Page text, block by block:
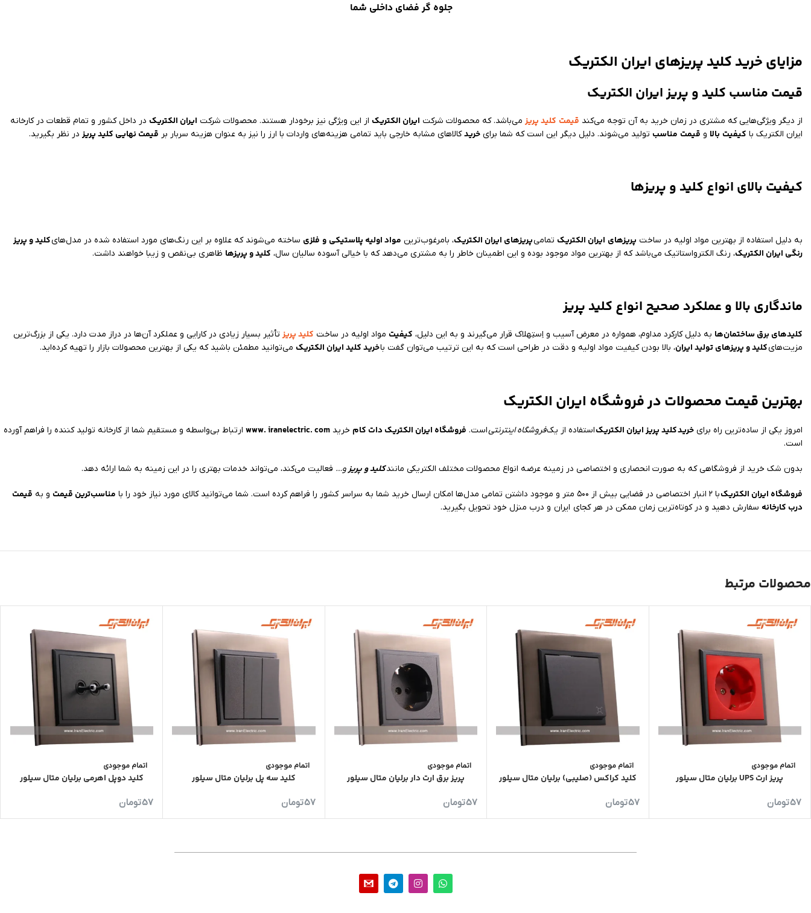
جلوه گر فضای داخلی شما
مزایای خرید کلید پریزهای ایران الکتریک
قیمت مناسب کلید و پریز ایران الکتریک
از دیگر ویژگی‌هایی که مشتری در زمان خرید به آن توجه می‌کند قیمت کلید پریز می‌باشد. که محصولات شرکت ایران الکتریک از این ویژگی نیز برخودار هستند. محصولات شرکت ایران الکتریک در داخل کشور و تمام قطعات در کارخانه
ایران الکتریک با کیفیت بالا و قیمت مناسب تولید می‌شوند. دلیل دیگر این است که شما برای خریدکالاهای مشابه خارجی باید تمامی هزینه‌های واردات با ارز را نیز به عنوان هزینه سربار بر قیمت نهایی کلید پریز در نظر بگیرید.
کیفیت بالای انواع کلید و پریزها
به دلیل استفاده از بهترین مواد اولیه در ساخت پریزهای ایران الکتریک تمامیپریزهای ایران الکتریک، بامرغوب‌ترین مواد اولیه پلاستیکی و فلزی ساخته می‌شوند که علاوه بر این رنگ‌های مورد استفاده شده در مدل‌هایکلید و پریز
رنگی ایران الکتریک، رنگ الکترواستاتیک می‌باشد که از بهترین مواد موجود بوده و این اطمینان خاطر را به مشتری می‌دهد که با خیالی آسوده سالیان سال، کلید و پریزها ظاهری بی‌نقص و زیبا خواهند داشت.
ماندگاری بالا و عملکرد صحیح انواع کلید پریز
کلیدهای برق ساختمان‌ها به دلیل کارکرد مداوم، همواره در معرض آسیب و اِستِهلاک قرار می‌گیرند و به این دلیل، کیفیت مواد اولیه در ساخت کلید پریز تأثیر بسیار زیادی در کارایی و عملکرد آن‌ها در دراز مدت دارد. یکی از بزرگ‌ترین
مزیت‌هایکلید و پریزهای تولید ایران، بالا بودن کیفیت مواد اولیه و دقت در طراحی است که به این ترتیب می‌توان گفت باخرید کلید ایران الکتریک می‌توانید مطمئن باشید که یکی از بهترین محصولات بازار را تهیه کرده‌اید.
بهترین قیمت محصولات در فروشگاه ایران الکتریک
امروز یکی از ساده‌ترین راه برای خریدکلید پریز ایران الکتریکاستفاده از یکفروشگاه اینترنتیاست. فروشگاه ایران الکتریک دات کام خرید www. iranelectric. com ارتباط بی‌واسطه و مستقیم شما از کارخانه تولید کننده را فراهم آورده
است.
بدون شک خرید از فروشگاهی که به صورت انحصاری و اختصاصی در زمینه عرضه انواع محصولات مختلف الکتریکی مانندکلید و پریزو… فعالیت می‌کند، می‌تواند خدمات بهتری را در این زمینه به شما ارائه دهد.
فروشگاه ایران الکتریکبا ۲ انبار اختصاصی در فضایی بیش از ۵۰۰ متر و موجود داشتن تمامی مدل‌ها امکان ارسال خرید شما به سراسر کشور را فراهم کرده است. شما می‌توانید کالای مورد نیاز خود را با مناسب‌ترین قیمت و به قیمت
درب کارخانه سفارش دهید و در کوتاه‌ترین زمان ممکن در هر کجای ایران و درب منزل خود تحویل بگیرید.
محصولات مرتبط
اتمام موجودی
پریز ارت UPS برلیان متال سیلور
57تومان
اتمام موجودی
کلید کراکس (صلیبی) برلیان متال سیلور
57تومان
اتمام موجودی
پریز برق ارت دار برلیان متال سیلور
57تومان
اتمام موجودی
کلید سه پل برلیان متال سیلور
57تومان
اتمام موجودی
کلید دوپل اهرمی برلیان متال سیلور
57تومان